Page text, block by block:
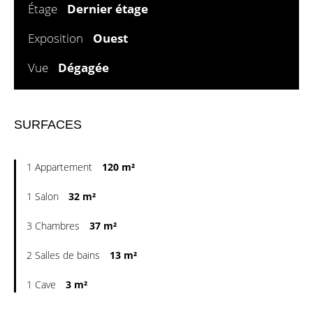
Étage
Dernier étage
Exposition
Ouest
Vue
Dégagée
SURFACES
1 Appartement 120 m²
1 Salon 32 m²
3 Chambres 37 m²
2 Salles de bains 13 m²
1 Cave 3 m²